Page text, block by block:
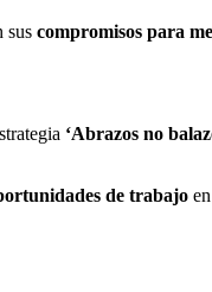
sus compromisos para
‘Abrazos no
de trabajo